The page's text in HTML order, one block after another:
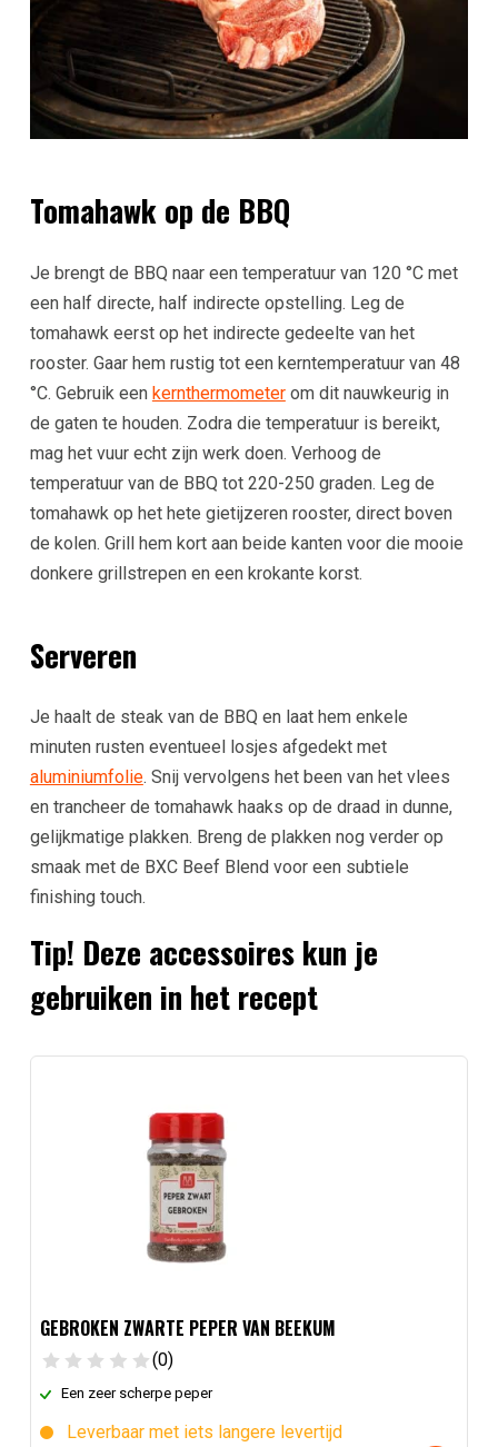
Tomahawk op de BBQ
Je brengt de BBQ naar een temperatuur van 120 °C met
een half directe, half indirecte opstelling. Leg de
tomahawk eerst op het indirecte gedeelte van het
rooster. Gaar hem rustig tot een kerntemperatuur van 48
°C. Gebruik een kernthermometerom dit nauwkeurig in
de gaten te houden. Zodra die temperatuur is bereikt,
mag het vuur echt zijn werk doen. Verhoog de
temperatuur van de BBQ tot 220-250 graden. Leg de
tomahawk op het hete gietijzeren rooster, direct boven
de kolen. Grill hem kort aan beide kanten voor die mooie
donkere grillstrepen en een krokante korst.
Serveren
Je haalt de steak van de BBQ en laat hem enkele
minuten rusten eventueel losjes afgedekt met
aluminiumfolie. Snij vervolgens het been van het vlees
en trancheer de tomahawk haaks op de draad in dunne,
gelijkmatige plakken. Breng de plakken nog verder op
smaak met de BXC Beef Blend voor een subtiele
finishing touch.
Tip! Deze accessoires kun je
gebruiken in het recept
GEBROKEN ZWARTE PEPER VAN BEEKUM
(0)
Een zeer scherpe peper
Leverbaar met iets langere levertijd